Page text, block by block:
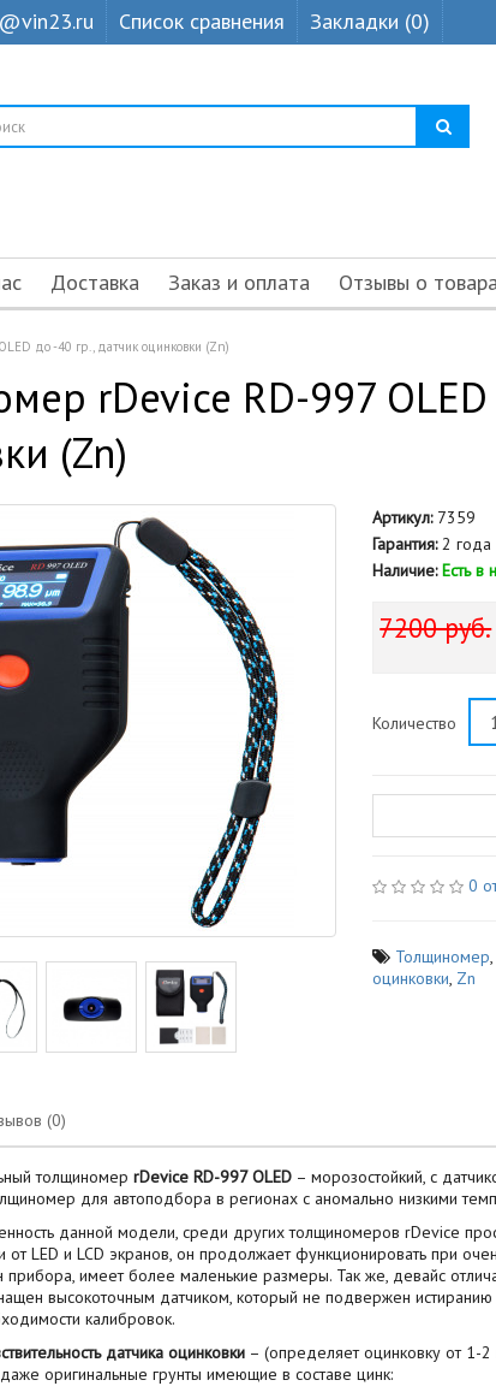
Список сравнения Закладки (0)
Доставка Заказ и оплата Отзывы о
до -40 гр., датчик оцинковки (Zn)
rDevice RD-997
(Zn)
Артикул:7359
Гарантия:2 года
Наличие: Есть в
7200 руб.
Количество
0
Толщиномер
оцинковки, Zn
(0)
толщиномер rDevice RD-997 OLED– морозостойкий, с
для автоподбора в регионах с аномально низкими
данной модели, среди других толщиномеров rDevice
от LED и LCD экранов, он продолжает функционировать при
прибора, имеет более маленькие размеры. Так же, девайс
высокоточным датчиком, который не подвержен
калибровок.
датчика оцинковки– (определяет оцинковку от 1-2
оригинальные грунты имеющие в составе цинк: